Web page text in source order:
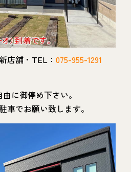
店舗・TEL： 075-955-1291
に御停め下さい。
車でお願い致します。